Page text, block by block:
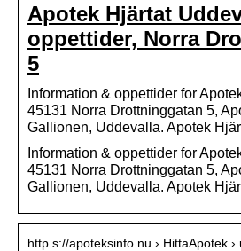
Apotek Hjärtat
oppettider, Norra
5
Information & oppettider for
45131 Norra Drottninggatan 5,
Gallionen, Uddevalla. Apotek
Information & oppettider for
45131 Norra Drottninggatan 5,
Gallionen, Uddevalla. Apotek
http s://apoteksinfo.nu › HittaApotek ›